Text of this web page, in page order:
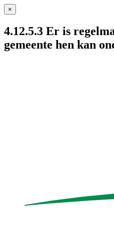
×
4.12.5.3 Er is
gemeente hen kan